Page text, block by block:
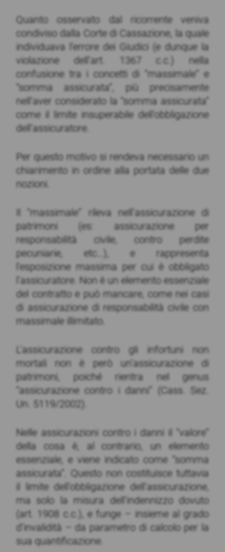
Quanto osservato dal ricorrente veniva
condiviso dalla Corte di Cassazione, la quale
individuava l’errore dei Giudici (e dunque la
violazione dell’art. 1367 c.c.) nella
confusione tra i concetti di “massimale” e
“somma assicurata”, più precisamente
nell’aver considerato la “somma assicurata”
come il limite insuperabile dell’obbligazione
dell’assicuratore.
Per questo motivo si rendeva necessario un
chiarimento in ordine alla portata delle due
nozioni.
Il “massimale” rileva nell’assicurazione di
patrimoni (es: assicurazione per
responsabilità civile, contro perdite
pecuniarie, etc…), e rappresenta
l’esposizione massima per cui è obbligato
l’assicuratore. Non è un elemento essenziale
del contratto e può mancare, come nei casi
di assicurazione di responsabilità civile con
massimale illimitato.
L’assicurazione contro gli infortuni non
mortali non è però un’assicurazione di
patrimoni, poiché rientra nel genus
“assicurazione contro i danni” (Cass. Sez.
Un. 5119/2002).
Nelle assicurazioni contro i danni il “valore”
della cosa è, al contrario, un elemento
essenziale, e viene indicato come “somma
assicurata”. Questo non costituisce tuttavia
il limite dell’obbligazione dell’assicurazione,
ma solo la misura dell’indennizzo dovuto
(art. 1908 c.c.), e funge – insieme al grado
d’invalidità – da parametro di calcolo per la
sua quantificazione.